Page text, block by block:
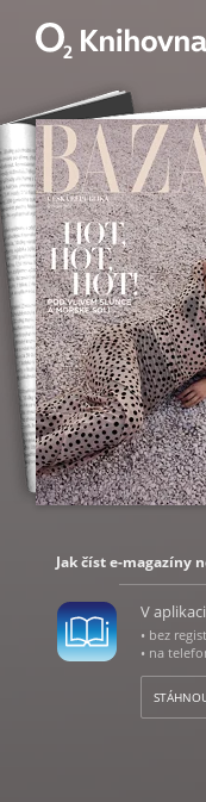
Jak číst e-magazíny
V
• bez
• na